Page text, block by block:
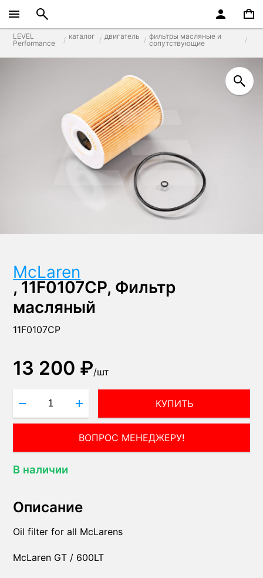
LEVEL
Performance
каталог двигатель
фильтры масляные и
сопутствующие
McLaren
, 11F0107CP, Фильтр
масляный
11F0107CP
13 200 ₽/шт
КУПИТЬ
ВОПРОС МЕНЕДЖЕРУ!
В наличии
Описание
Oil filter for all McLarens
McLaren GT / 600LT